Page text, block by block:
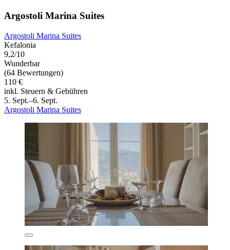
Argostoli Marina Suites
Argostoli Marina Suites
Kefalonia
9,2/10
Wunderbar
(64 Bewertungen)
110 €
inkl. Steuern & Gebühren
5. Sept.–6. Sept.
Argostoli Marina Suites